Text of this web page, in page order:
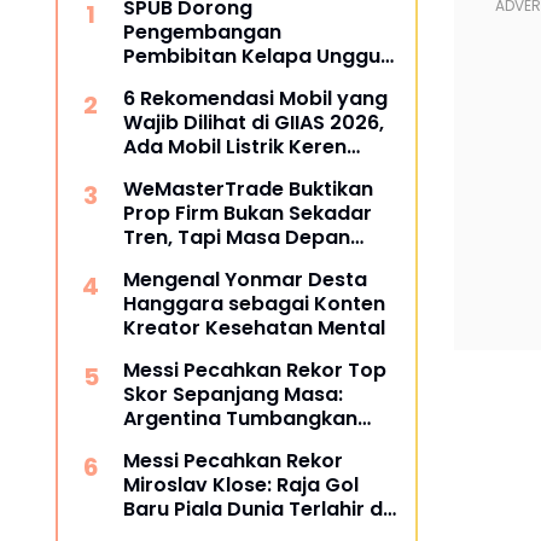
SPUB Dorong
Pengembangan
Pembibitan Kelapa Unggul
6 Rekomendasi Mobil yang
Wajib Dilihat di GIIAS 2026,
Ada Mobil Listrik Keren
WeMasterTrade Buktikan
Prop Firm Bukan Sekadar
Tren, Tapi Masa Depan
Mengenal Yonmar Desta
Hanggara sebagai Konten
Kreator Kesehatan Mental
Messi Pecahkan Rekor Top
Skor Sepanjang Masa:
Argentina Tumbangkan
2026
Messi Pecahkan Rekor
Miroslav Klose: Raja Gol
Baru Piala Dunia Terlahir di